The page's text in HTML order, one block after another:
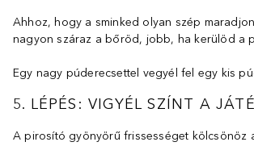
Ahhoz, hogy a sminked olyan szép
nagyon száraz a bőröd, jobb, ha kerülöd a
Egy nagy púderecsettel vegyél fel egy kis
5. LÉPÉS: VIGYÉL SZÍNT A
A pirosító gyönyörű frissességet kölcsönöz